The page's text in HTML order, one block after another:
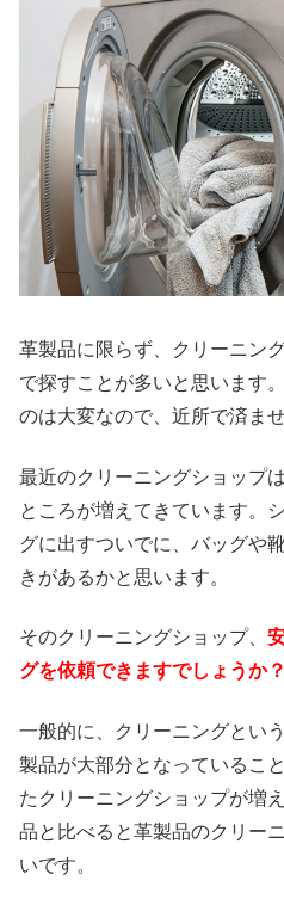
革製品に限らず、クリーニン
で探すことが多いと思います
のは大変なので、近所で済ま
最近のクリーニングショップ
ところが増えてきています。
グに出すついでに、バッグや
きがあるかと思います。
そのクリーニングショップ、
グを依頼できますでしょうか？
一般的に、クリーニングとい
製品が大部分となっているこ
たクリーニングショップが増
品と比べると革製品のクリー
いです。